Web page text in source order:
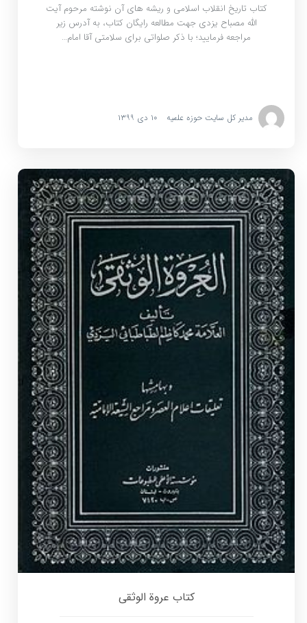
کتاب تاریخ انقلاب اسلامی و ریشه های آن نوشته مرحوم آیت
الله مصباح یزدی جهت مطالعه رایگان کتاب، به آدرس زیر
مراجعه فرمایید؛ با ذکر صلواتی برای سلامتی آقا امام…
مدیر کل سایت حوزه علمیه
کتاب عروة الوثقی